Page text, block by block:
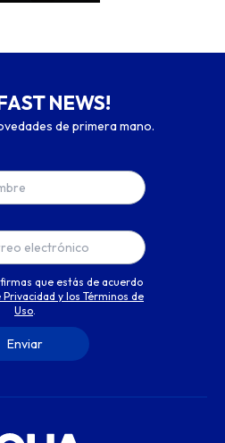
NEWS!
de primera mano.
que estás de acuerdo
y los Términos de
Uso.